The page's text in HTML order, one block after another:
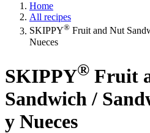
Home
All recipes
SKIPPY® Fruit and Nut
Nueces
SKIPPY® Fruit
Sandwich /
y Nueces